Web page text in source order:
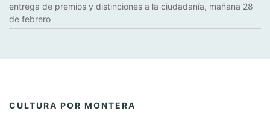
entrega de premios y distinciones a la ciudadanía, mañana 28
de febrero
CULTURA POR MONTERA